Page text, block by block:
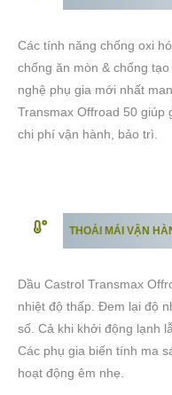
Các tính năng chống oxi
chống ăn mòn & chống
nghệ phụ gia mới nhất
Transmax Offroad 50 giúp
chi phí vận hành, bảo trì.
THOẢI MÁI VẬN
Dầu Castrol Transmax
nhiệt độ thấp. Đem lại độ
số. Cả khi khởi động lạnh
Các phụ gia biến tính ma
hoạt động êm nhẹ.